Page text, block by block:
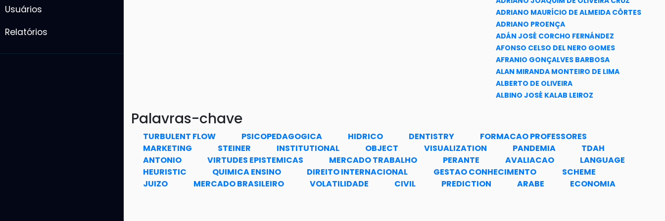
Usuários
Relatórios
ADRIANO MAURÍCIO DE ALMEIDA CÔRTES
ADRIANO PROENÇA
ADÁN JOSÉ CORCHO FERNÁNDEZ
AFONSO CELSO DEL NERO GOMES
AFRANIO GONÇALVES BARBOSA
ALAN MIRANDA MONTEIRO DE LIMA
ALBERTO DE OLIVEIRA
ALBINO JOSÉ KALAB LEIROZ
Palavras-chave
TURBULENT FLOW PSICOPEDAGOGICA HIDRICO DENTISTRY
FORMACAO PROFESSORES
MARKETING
STEINER INSTITUTIONAL OBJECT VISUALIZATION PANDEMIA
TDAH
ANTONIO
VIRTUDES EPISTEMICAS MERCADO TRABALHO PERANTE AVALIACAO
LANGUAGE
HEURISTIC
QUIMICA ENSINO DIREITO INTERNACIONAL GESTAO CONHECIMENTO
SCHEME
JUIZO
MERCADO BRASILEIRO VOLATILIDADE CIVIL PREDICTION ARABE ECONOMIA